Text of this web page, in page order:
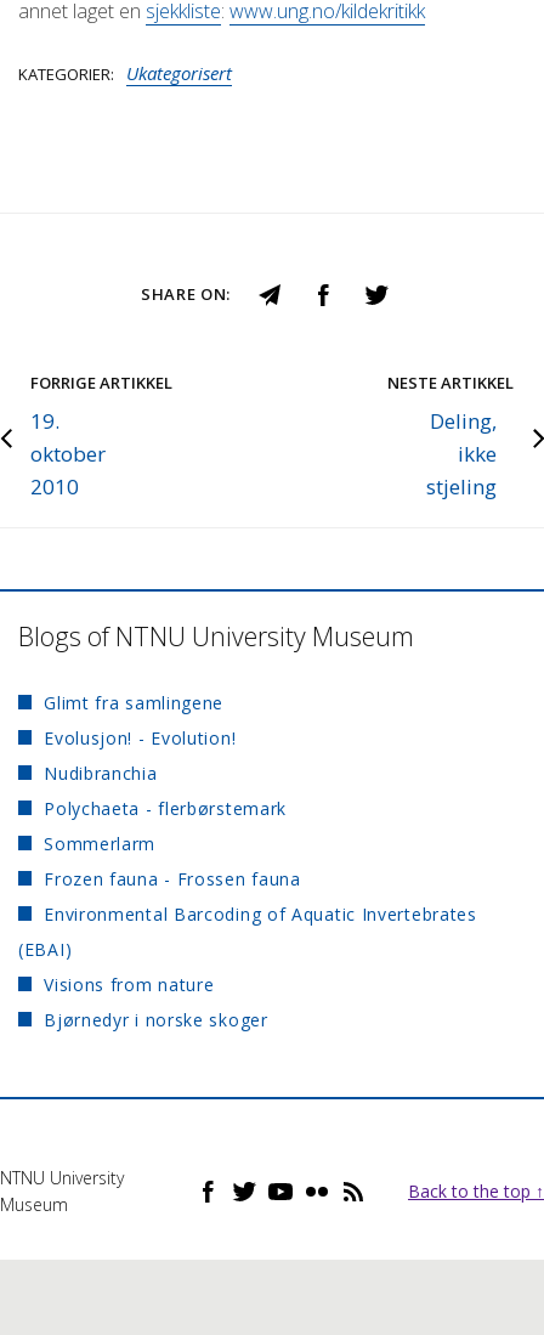
annet laget en sjekkliste: www.ung.no/kildekritikk
KATEGORIER Ukategorisert
SHARE ON:
FORRIGE ARTIKKEL
19.
oktober
2010
NESTE ARTIKKEL
Deling,
ikke
stjeling
Blogs of NTNU University Museum
Glimt fra samlingene
Evolusjon! - Evolution!
Nudibranchia
Polychaeta - flerbørstemark
Sommerlarm
Frozen fauna - Frossen fauna
Environmental Barcoding of Aquatic Invertebrates
(EBAI)
Visions from nature
Bjørnedyr i norske skoger
NTNU University
Museum
Back to the top ↑